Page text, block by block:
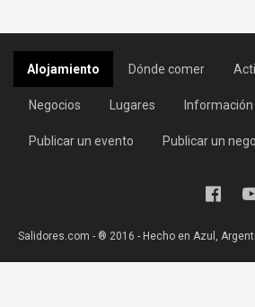
Alojamiento Dónde comer
Negocios Lugares Información
Publicar un evento Publicar un
Salidores.com - ® 2016 - Hecho en Azul,